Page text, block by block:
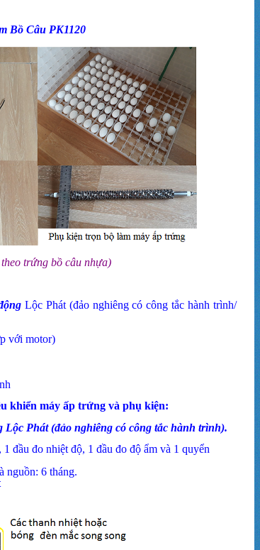
Bồ Câu PK1120
trứng bồ câu nhựa)
Lộc Phát (đảo nghiêng có công tắc hành trình/
với motor)
khiển máy ấp trứng và phụ kiện:
Phát (đảo nghiêng có công tắc hành trình).
đầu đo nhiệt độ, 1 đầu đo độ ẩm và 1 quyển
nguồn: 6 tháng.